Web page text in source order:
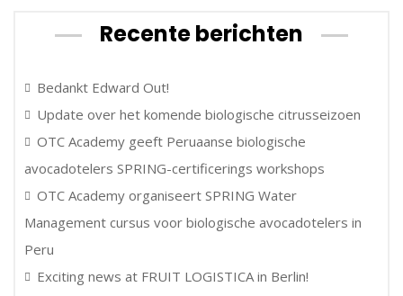
Recente berichten
Bedankt Edward Out!
Update over het komende biologische citrusseizoen
OTC Academy geeft Peruaanse biologische
avocadotelers SPRING-certificerings workshops
OTC Academy organiseert SPRING Water
Management cursus voor biologische avocadotelers in
Peru
Exciting news at FRUIT LOGISTICA in Berlin!